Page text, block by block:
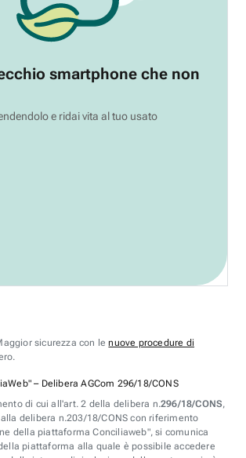
smartphone che non
e ridai vita al tuo usato
sicurezza con lenuove procedure di
– Delibera AGCom 296/18/CONS
di cui all'art. 2 della delibera n.296/18/CONS,
delibera n.203/18/CONS con riferimento
della piattaforma Conciliaweb", si comunica
piattaforma alla quale è possibile accedere